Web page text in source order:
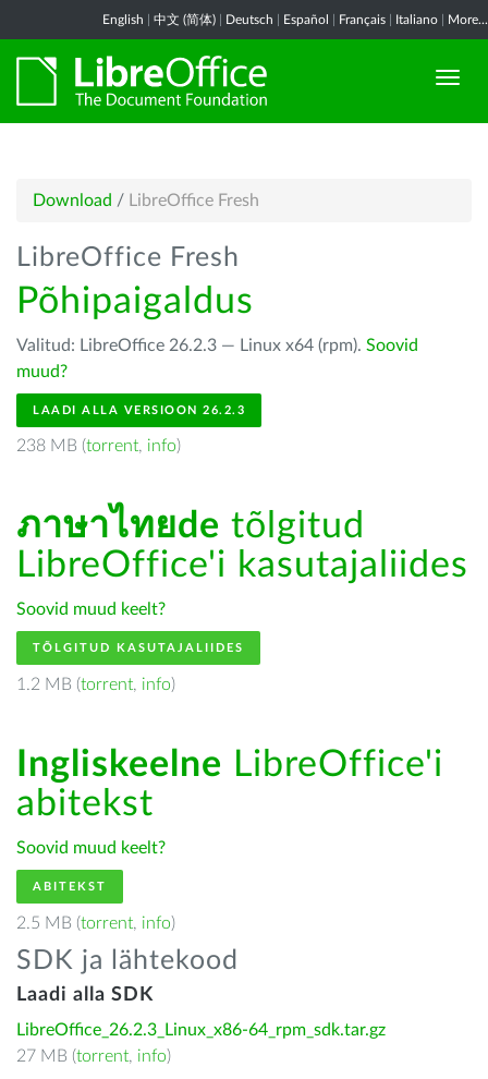
English 中文 (简体) Deutsch Español Français Italiano More...
Download / LibreOffice Fresh
LibreOffice Fresh
Põhipaigaldus
Valitud: LibreOffice 26.2.3 — Linux x64 (rpm). Soovid
muud?
LAADI ALLA VERSIOON 26.2.3
238 MB (torrent, info)
ภาษาไทยde tõlgitud
LibreOffice'i kasutajaliides
Soovid muud keelt?
TÕLGITUD KASUTAJALIIDES
1.2 MB (torrent, info)
Ingliskeelne LibreOffice'i
abitekst
Soovid muud keelt?
ABITEKST
2.5 MB (torrent, info)
SDK ja lähtekood
Laadi alla SDK
LibreOffice_26.2.3_Linux_x86-64_rpm_sdk.tar.gz
27 MB (torrent, info)